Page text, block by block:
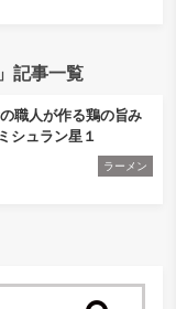
記事一覧
職人が作る鶏の旨み
シュラン星１
ラーメン